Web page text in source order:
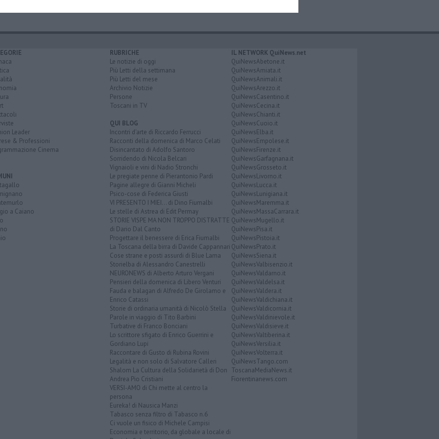
Leader
& Professioni
Cinema
a Caiano
RUBRICHE
Le notizie di oggi
Più Letti della settimana
Più Letti del mese
Archivio Notizie
Persone
Toscani in TV
QUI BLOG
Incontri d'arte di Riccardo Ferrucci
Racconti della domenica di Marco Celati
Disincantato di Adolfo Santoro
Sorridendo di Nicola Belcari
Vignaioli e vini di Nadio Stronchi
Le pregiate penne di Pierantonio Pardi
Pagine allegre di Gianni Micheli
Psico-cose di Federica Giusti
VI PRESENTO I MIEI... di Dino Fiumalbi
Le stelle di Astrea di Edit Permay
STORIE VISPE MA NON TROPPO DISTRATTE
di Dario Dal Canto
Progettare il benessere di Erica Fiumalbi
La Toscana della birra di Davide Cappannari
Cose strane e posti assurdi di Blue Lama
Storielba di Alessandro Canestrelli
NEURONEWS di Alberto Arturo Vergani
Pensieri della domenica di Libero Venturi
Fauda e balagan di Alfredo De Girolamo e
Enrico Catassi
Storie di ordinaria umanità di Nicolò Stella
Parole in viaggio di Tito Barbini
Turbative di Franco Bonciani
Lo scrittore sfigato di Enrico Guerrini e
Gordiano Lupi
Raccontare di Gusto di Rubina Rovini
Legalità e non solo di Salvatore Calleri
Shalom La Cultura della Solidarietà di Don
Andrea Pio Cristiani
VERSI-AMO di Chi mette al centro la
persona
Eureka! di Nausica Manzi
Tabasco senza filtro di Tabasco n.6
Ci vuole un fisico di Michele Campisi
Economia e territorio, da globale a locale di
IL NETWORK QuiNews.net
QuiNewsAbetone.it
QuiNewsAmiata.it
QuiNewsAnimali.it
QuiNewsArezzo.it
QuiNewsCasentino.it
QuiNewsCecina.it
QuiNewsChianti.it
QuiNewsCuoio.it
QuiNewsElba.it
QuiNewsEmpolese.it
QuiNewsFirenze.it
QuiNewsGarfagnana.it
QuiNewsGrosseto.it
QuiNewsLivorno.it
QuiNewsLucca.it
QuiNewsLunigiana.it
QuiNewsMaremma.it
QuiNewsMassaCarrara.it
QuiNewsMugello.it
QuiNewsPisa.it
QuiNewsPistoia.it
QuiNewsPrato.it
QuiNewsSiena.it
QuiNewsValbisenzio.it
QuiNewsValdarno.it
QuiNewsValdelsa.it
QuiNewsValdera.it
QuiNewsValdichiana.it
QuiNewsValdicornia.it
QuiNewsValdinievole.it
QuiNewsValdisieve.it
QuiNewsValtiberina.it
QuiNewsVersilia.it
QuiNewsVolterra.it
QuiNewsTango.com
ToscanaMediaNews.it
Fiorentinanews.com